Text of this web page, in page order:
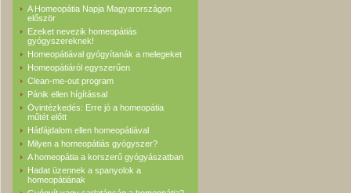
A Homeopátia Napja Magyarországon
először
Ezeket nevezik homeopátiás
gyógyszereknek!
Homeopátiával gyógyítanák a melegeket
Homeopátiáról egyszerűen
Clean-me-out program
Pánik ellen hígítással
Óvintézkedés: Erre jó a homeopátia
műtét előtt
Hátfájdalom ellen homeopátiával
Milyen a homeopátiás gyógyszer?
A homeopátia a korszerű gyógyászatban
Hadat üzennek a spanyolok a
homeopátiának